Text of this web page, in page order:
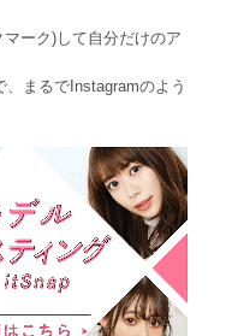
ーク)して自分だけのア
まるでInstagramのよう